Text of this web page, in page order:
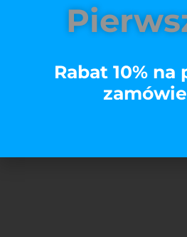
Rabat 10% na